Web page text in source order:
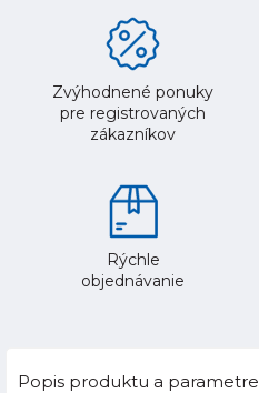
Zvýhodnené ponuky
pre registrovaných
zákazníkov
Rýchle
objednávanie
Popis produktu a parametre